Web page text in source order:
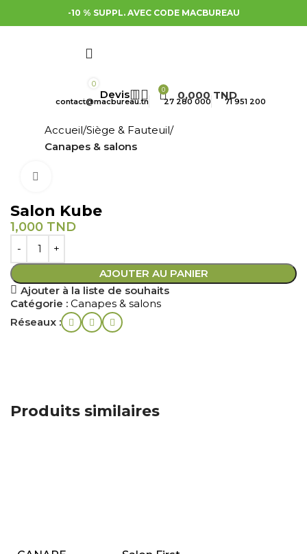
-10 % SUPPL. AVEC CODE MACBUREAU
0
0 0,000TND
contact@macbureau.tn 27 280 000 71 951 200
Accueil Siège & Fauteuil
Canapes & salons
Salon Kube
1,000 TND
AJOUTER AU PANIER
Ajouter à la liste de souhaits
Catégorie : Canapes & salons
Réseaux :
Produits similaires